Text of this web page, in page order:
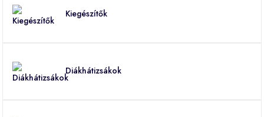
Kiegészítők
Diákhátizsákok